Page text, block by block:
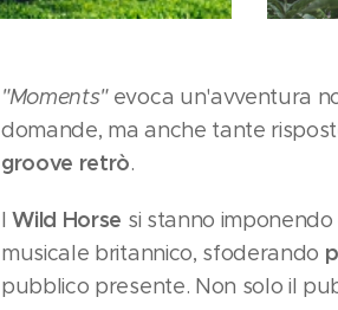
"Moments"evoca un'avventura
domande, ma anche tante
groove retrò.
IWild Horse si stanno
musicale britannico, sfoderando
pubblico presente. Non solo il